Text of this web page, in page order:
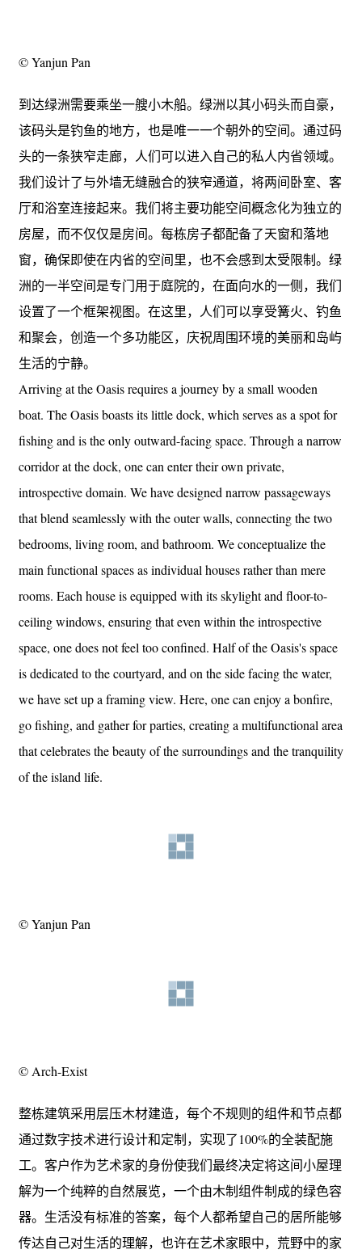
© Yanjun Pan
到达绿洲需要乘坐一艘小木船。绿洲以其小码头而自豪，
该码头是钓鱼的地方，也是唯一一个朝外的空间。通过码
头的一条狭窄走廊，人们可以进入自己的私人内省领域。
我们设计了与外墙无缝融合的狭窄通道，将两间卧室、客
厅和浴室连接起来。我们将主要功能空间概念化为独立的
房屋，而不仅仅是房间。每栋房子都配备了天窗和落地
窗，确保即使在内省的空间里，也不会感到太受限制。绿
洲的一半空间是专门用于庭院的，在面向水的一侧，我们
设置了一个框架视图。在这里，人们可以享受篝火、钓鱼
和聚会，创造一个多功能区，庆祝周围环境的美丽和岛屿
生活的宁静。
Arriving at the Oasis requires a journey by a small wooden
boat. The Oasis boasts its little dock, which serves as a spot for
fishing and is the only outward-facing space. Through a narrow
corridor at the dock, one can enter their own private,
introspective domain. We have designed narrow passageways
that blend seamlessly with the outer walls, connecting the two
bedrooms, living room, and bathroom. We conceptualize the
main functional spaces as individual houses rather than mere
rooms. Each house is equipped with its skylight and floor-to-
ceiling windows, ensuring that even within the introspective
space, one does not feel too confined. Half of the Oasis's space
is dedicated to the courtyard, and on the side facing the water,
we have set up a framing view. Here, one can enjoy a bonfire,
go fishing, and gather for parties, creating a multifunctional area
that celebrates the beauty of the surroundings and the tranquility
of the island life.
© Yanjun Pan
© Arch-Exist
整栋建筑采用层压木材建造，每个不规则的组件和节点都
通过数字技术进行设计和定制，实现了100%的全装配施
工。客户作为艺术家的身份使我们最终决定将这间小屋理
解为一个纯粹的自然展览，一个由木制组件制成的绿色容
器。生活没有标准的答案，每个人都希望自己的居所能够
传达自己对生活的理解，也许在艺术家眼中，荒野中的家